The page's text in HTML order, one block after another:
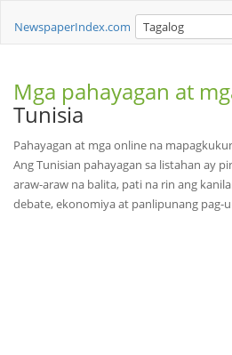
NewspaperIndex.com Tagalog
Mga pahayagan at
Tunisia
Pahayagan at mga online na
Ang Tunisian pahayagan sa listahan ay
araw-araw na balita, pati na rin ang
debate, ekonomiya at panlipunang pag-